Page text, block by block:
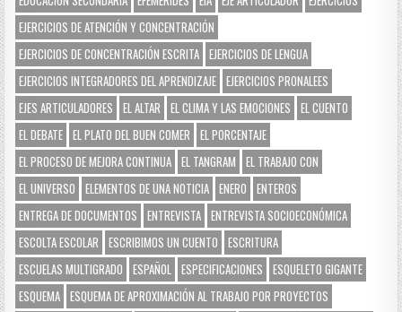
EJERCICIOS DE ATENCIÓN Y CONCENTRACIÓN
EJERCICIOS DE CONCENTRACIÓN ESCRITA EJERCICIOS DE LENGUA
EJERCICIOS INTEGRADORES DEL APRENDIZAJE EJERCICIOS PRONALEES
EJES ARTICULADORES
EL ALTAR EL CLIMA Y LAS EMOCIONES
EL CUENTO
EL DEBATE EL PLATO DEL BUEN COMER
EL PORCENTAJE
EL PROCESO DE MEJORA CONTINUA EL TANGRAM
EL TRABAJO CON
EL UNIVERSO
ELEMENTOS DE UNA NOTICIA ENERO
ENTEROS
ENTREGA DE DOCUMENTOS
ENTREVISTA ENTREVISTA SOCIOECONÓMICA
ESCOLTA ESCOLAR
ESCRIBIMOS UN CUENTO
ESCRITURA
ESCUELAS MULTIGRADO
ESPAÑOL ESPECIFICACIONES
ESQUELETO GIGANTE
ESQUEMA ESQUEMA DE APROXIMACIÓN AL TRABAJO POR PROYECTOS